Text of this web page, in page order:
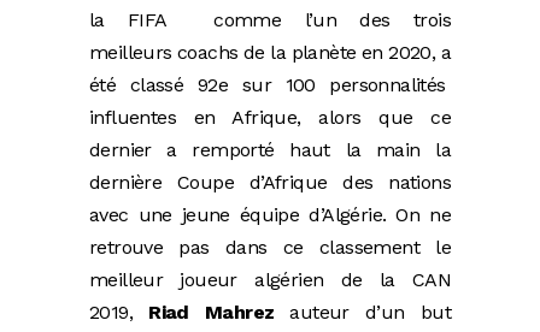
la FIFA comme l’un des trois
meilleurs coachs de la planète en 2020, a
été classé 92e sur 100 personnalités
influentes en Afrique, alors que ce
dernier a remporté haut la main la
dernière Coupe d’Afrique des nations
avec une jeune équipe d’Algérie. On ne
retrouve pas dans ce classement le
meilleur joueur algérien de la CAN
2019, Riad Mahrez auteur d’un but